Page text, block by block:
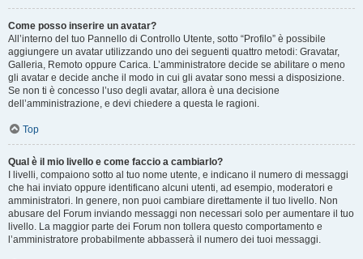
Come posso inserire un avatar?
All’interno del tuo Pannello di Controllo Utente, sotto “Profilo” è possibile
aggiungere un avatar utilizzando uno dei seguenti quattro metodi: Gravatar,
Galleria, Remoto oppure Carica. L’amministratore decide se abilitare o meno
gli avatar e decide anche il modo in cui gli avatar sono messi a disposizione.
Se non ti è concesso l’uso degli avatar, allora è una decisione
dell’amministrazione, e devi chiedere a questa le ragioni.
Top
Qual è il mio livello e come faccio a cambiarlo?
I livelli, compaiono sotto al tuo nome utente, e indicano il numero di messaggi
che hai inviato oppure identificano alcuni utenti, ad esempio, moderatori e
amministratori. In genere, non puoi cambiare direttamente il tuo livello. Non
abusare del Forum inviando messaggi non necessari solo per aumentare il tuo
livello. La maggior parte dei Forum non tollera questo comportamento e
l’amministratore probabilmente abbasserà il numero dei tuoi messaggi.